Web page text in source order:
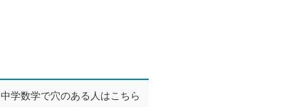
中学数学で穴のある人はこちら